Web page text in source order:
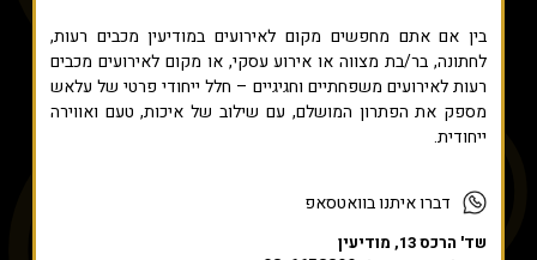
בין אם אתם מחפשים מקום לאירועים במודיעין מכבים רעות,
לחתונה, בר/בת מצווה או אירוע עסקי, או מקום לאירועים מכבים
רעות לאירועים משפחתיים וחגיגיים – חלל ייחודי פרטי של עלאש
מספק את הפתרון המושלם, עם שילוב של איכות, טעם ואווירה
ייחודית.
דברו איתנו בוואטסאפ
שד' הרכס 13, מודיעין